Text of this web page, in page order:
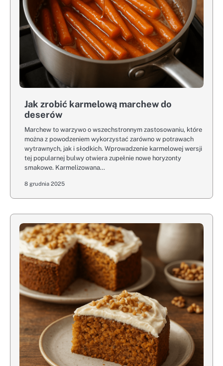
Jak zrobić karmelową marchew do
deserów
Marchew to warzywo o wszechstronnym zastosowaniu, które
można z powodzeniem wykorzystać zarówno w potrawach
wytrawnych, jak i słodkich. Wprowadzenie karmelowej wersji
tej popularnej bulwy otwiera zupełnie nowe horyzonty
smakowe. Karmelizowana…
8 grudnia 2025